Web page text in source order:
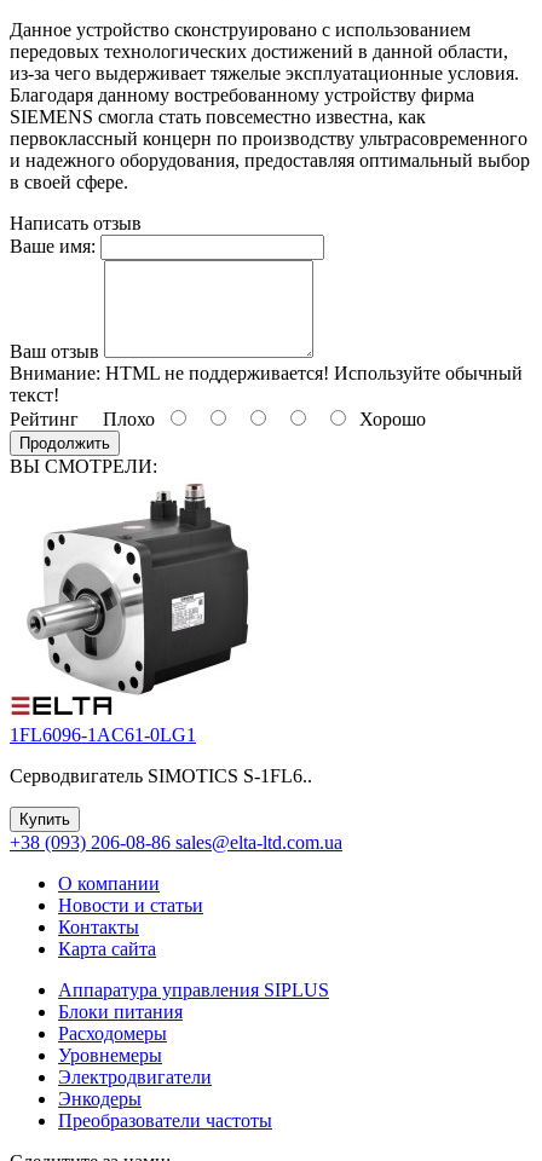
Данное устройство сконструировано с использованием
передовых технологических достижений в данной области,
из-за чего выдерживает тяжелые эксплуатационные условия.
Благодаря данному востребованному устройству фирма
SIEMENS смогла стать повсеместно известна, как
первоклассный концерн по производству ультрасовременного
и надежного оборудования, предоставляя оптимальный выбор
в своей сфере.
Написать отзыв
Ваше имя:
Ваш отзыв
Внимание: HTML не поддерживается! Используйте обычный
текст!
Рейтинг Плохо Хорошо
Продолжить
ВЫ СМОТРЕЛИ:
1FL6096-1AC61-0LG1
Серводвигатель SIMOTICS S-1FL6..
Купить
+38 (093) 206-08-86 sales@elta-ltd.com.ua
О компании
Новости и статьи
Контакты
Карта сайта
Аппаратура управления SIPLUS
Блоки питания
Расходомеры
Уровнемеры
Электродвигатели
Энкодеры
Преобразователи частоты